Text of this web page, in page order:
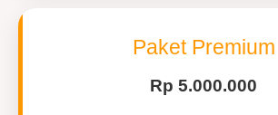
Paket Premium
Rp 5.000.000